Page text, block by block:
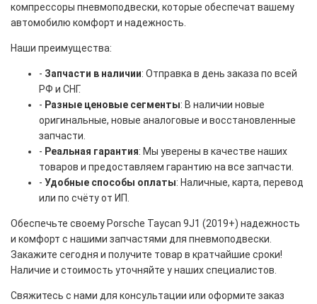
компрессоры пневмоподвески, которые обеспечат вашему
автомобилю комфорт и надежность.
Наши преимущества:
- Запчасти в наличии: Отправка в день заказа по всей
РФ и СНГ.
- Разные ценовые сегменты: В наличии новые
оригинальные, новые аналоговые и восстановленные
запчасти.
- Реальная гарантия: Мы уверены в качестве наших
товаров и предоставляем гарантию на все запчасти.
- Удобные способы оплаты: Наличные, карта, перевод
или по счёту от ИП.
Обеспечьте своему Porsche Taycan 9J1 (2019+) надежность
и комфорт с нашими запчастями для пневмоподвески.
Закажите сегодня и получите товар в кратчайшие сроки!
Наличие и стоимость уточняйте у наших специалистов.
Свяжитесь с нами для консультации или оформите заказ